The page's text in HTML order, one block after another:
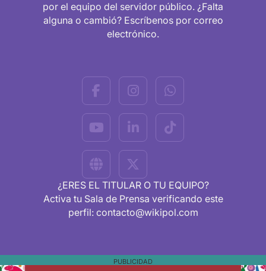
por el equipo del servidor público. ¿Falta
alguna o cambió? Escríbenos por correo
electrónico.
¿ERES EL TITULAR O TU EQUIPO?
Activa tu Sala de Prensa verificando este
perfil: contacto@wikipol.com
PUBLICIDAD